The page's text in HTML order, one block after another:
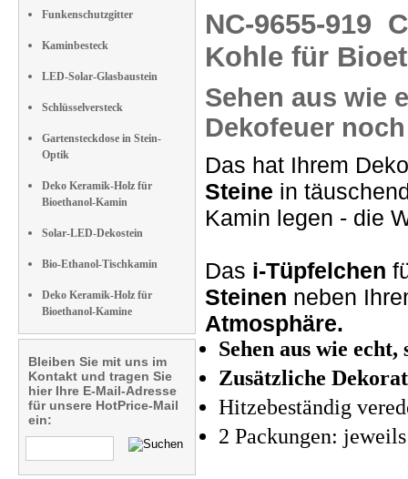
Funkenschutzgitter
Kaminbesteck
LED-Solar-Glasbaustein
Schlüsselversteck
Gartensteckdose in Stein-
Optik
Deko Keramik-Holz für
Bioethanol-Kamin
Solar-LED-Dekostein
Bio-Ethanol-Tischkamin
Deko Keramik-Holz für
Bioethanol-Kamine
Bleiben Sie mit uns im
Kontakt und tragen Sie
hier Ihre E-Mail-Adresse
für unsere HotPrice-Mail
ein:
NC-9655-919
Kohle für
Sehen aus wie
Dekofeuer
Das hat Ihrem
Steine in
Kamin legen - die
Das i-Tüpfelchen
Steinen neben
Atmosphäre.
Sehen aus wie
Zusätzliche
Hitzebeständig
2 Packungen: